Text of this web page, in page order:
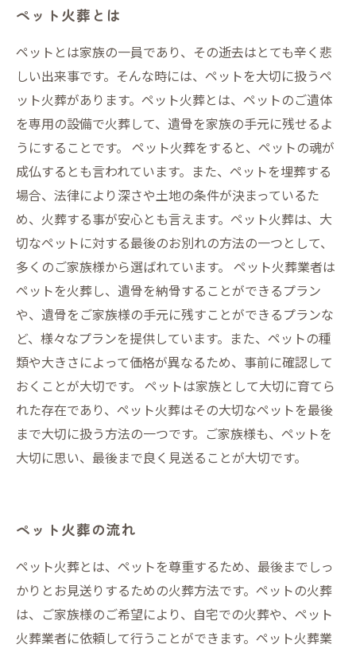
ペット火葬とは
ペットとは家族の一員であり、その逝去はとても辛く悲
しい出来事です。そんな時には、ペットを大切に扱うペ
ット火葬があります。ペット火葬とは、ペットのご遺体
を専用の設備で火葬して、遺骨を家族の手元に残せるよ
うにすることです。 ペット火葬をすると、ペットの魂が
成仏するとも言われています。また、ペットを埋葬する
場合、法律により深さや土地の条件が決まっているた
め、火葬する事が安心とも言えます。ペット火葬は、大
切なペットに対する最後のお別れの方法の一つとして、
多くのご家族様から選ばれています。 ペット火葬業者は
ペットを火葬し、遺骨を納骨することができるプラン
や、遺骨をご家族様の手元に残すことができるプランな
ど、様々なプランを提供しています。また、ペットの種
類や大きさによって価格が異なるため、事前に確認して
おくことが大切です。 ペットは家族として大切に育てら
れた存在であり、ペット火葬はその大切なペットを最後
まで大切に扱う方法の一つです。ご家族様も、ペットを
大切に思い、最後まで良く見送ることが大切です。
ペット火葬の流れ
ペット火葬とは、ペットを尊重するため、最後までしっ
かりとお見送りするための火葬方法です。ペットの火葬
は、ご家族様のご希望により、自宅での火葬や、ペット
火葬業者に依頼して行うことができます。ペット火葬業